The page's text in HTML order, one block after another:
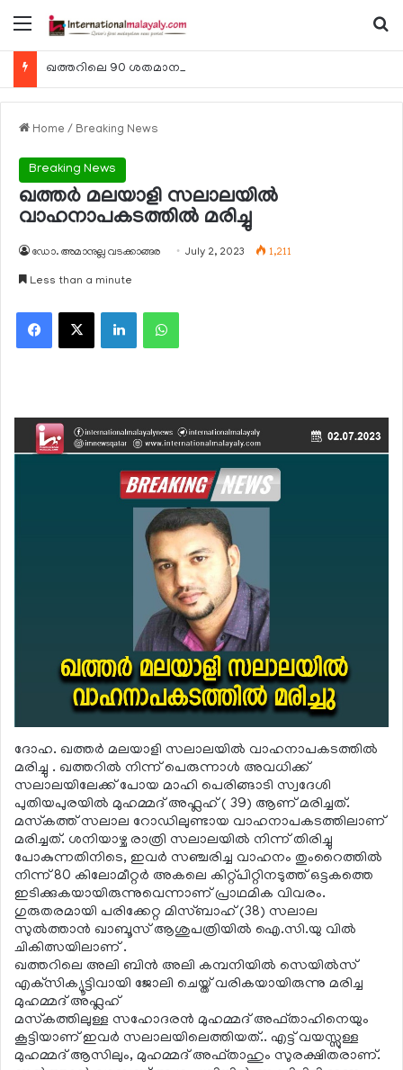
Menu
Home / Breaking News
Breaking News
ഖത്തര്‍ മലയാളി സലാലയില്‍
വാഹനാപകടത്തില്‍ മരിച്ചു
ഡോ. അമാനുല്ല വടക്കാങ്ങര July 2, 2023 1,211
Less than a minute
Facebook
X LinkedInWhatsApp
ദോഹ. ഖത്തര്‍ മലയാളി സലാലയില്‍ വാഹനാപകടത്തില്‍
മരിച്ചു . ഖത്തറില്‍ നിന്ന് പെരുന്നാള്‍ അവധിക്ക്
സലാലയിലേക്ക് പോയ മാഹി പെരിങ്ങാടി സ്വദേശി
പുതിയപുരയില്‍ മുഹമ്മദ് അഫ്ലഹ് ( 39) ആണ് മരിച്ചത്.
മസ്‌കത്ത് സലാല റോഡിലുണ്ടായ വാഹനാപകടത്തിലാണ്
മരിച്ചത്. ശനിയാഴ്ച രാത്രി സലാലയില്‍ നിന്ന് തിരിച്ചു
പോകുന്നതിനിടെ, ഇവര്‍ സഞ്ചരിച്ച വാഹനം തുംറൈത്തില്‍
നിന്ന് 80 കിലോമീറ്റര്‍ അകലെ കിറ്റ്പിറ്റിനടുത്ത് ഒട്ടകത്തെ
ഇടിക്കുകയായിരുന്നുവെന്നാണ് പ്രാഥമിക വിവരം.
ഗുരുതരമായി പരിക്കേറ്റ മിസ്ബാഹ് (38) സലാല
സുല്‍ത്താന്‍ ഖാബൂസ് ആശുപത്രിയില്‍ ഐ.സി.യു വില്‍
ചികിത്സയിലാണ് .
ഖത്തറിലെ അലി ബിന്‍ അലി കമ്പനിയില്‍ സെയില്‍സ്
എക്‌സിക്യൂട്ടിവായി ജോലി ചെയ്ത് വരികയായിരുന്നു മരിച്ച
മുഹമ്മദ് അഫ്ലഹ്
മസ്‌കത്തിലുള്ള സഹോദരന്‍ മുഹമ്മദ് അഫ്താഹിനെയും
കൂട്ടിയാണ് ഇവര്‍ സലാലയിലെത്തിയത്.. എട്ട് വയസ്സുള്ള
മുഹമ്മദ് ആസിലും, മുഹമ്മദ് അഫ്താഹും സുരക്ഷിതരാണ്.